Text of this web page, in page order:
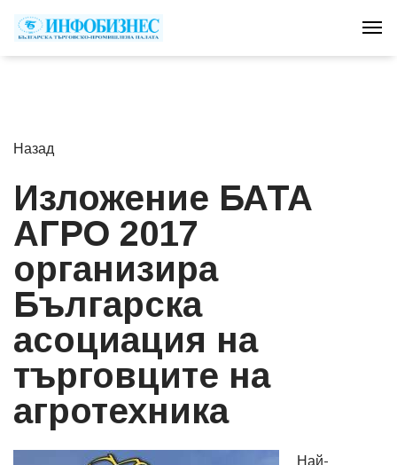
Назад
Изложение БАТА
АГРО 2017
организира
Българска
асоциация на
търговците на
агротехника
Най-